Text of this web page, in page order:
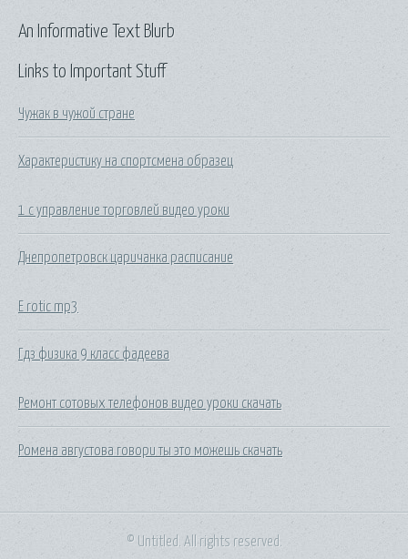
Links to Important Stuff
Чужак в чужой стране
Характеристику на спортсмена образец
1 с управление торговлей видео уроки
Днепропетровск царичанка расписание
E rotic mp3
Гдз физика 9 класс фадеева
Ремонт сотовых телефонов видео уроки скачать
Ромена августова говори ты это можешь скачать
An Informative Text Blurb
© Untitled. All rights reserved.